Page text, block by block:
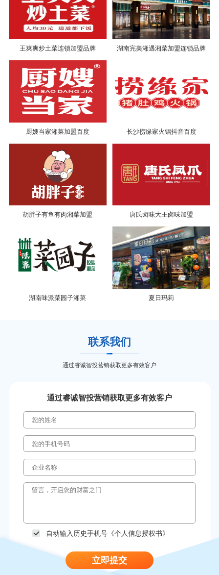
王爽爽炒土菜连锁加盟品牌 湖南完美湘遇湘菜加盟连锁品牌
厨嫂当家湘菜加盟百度 长沙捞缘家火锅抖音百度
胡胖子有鱼有肉湘菜加盟 唐氏卤味大王卤味加盟
湖南味派菜园子湘菜 夏日玛莉
联系我们
通过睿诚智投营销获取更多有效客户
通过睿诚智投营销获取更多有效客户
自动输入历史手机号《个人信息授权书》
立即提交